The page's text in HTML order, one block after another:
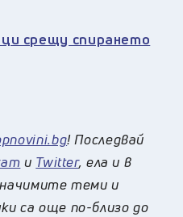
срещу спирането
! Последвай
и Twitter, ела и в
теми и
са още по-близо до